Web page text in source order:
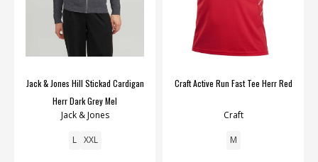
Jack & Jones Hill Stickad Cardigan
Herr Dark Grey Mel
Jack & Jones
L XXL
Craft Active Run Fast Tee Herr Red
Craft
M